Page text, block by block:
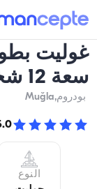
سعة 12 شخص - في بودروم
بودروم,Muğla
النوع